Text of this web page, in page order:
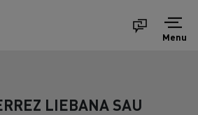
Menu
LIEBANA SAU